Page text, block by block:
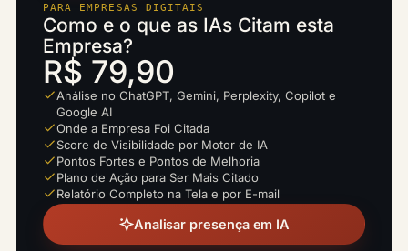
PARA EMPRESAS DIGITAIS
Como e o que as IAs Citam esta
Empresa?
R$ 79,90
Análise no ChatGPT, Gemini, Perplexity, Copilot e
Google AI
Onde a Empresa Foi Citada
Score de Visibilidade por Motor de IA
Pontos Fortes e Pontos de Melhoria
Plano de Ação para Ser Mais Citado
Relatório Completo na Tela e por E-mail
Analisar presença em IA